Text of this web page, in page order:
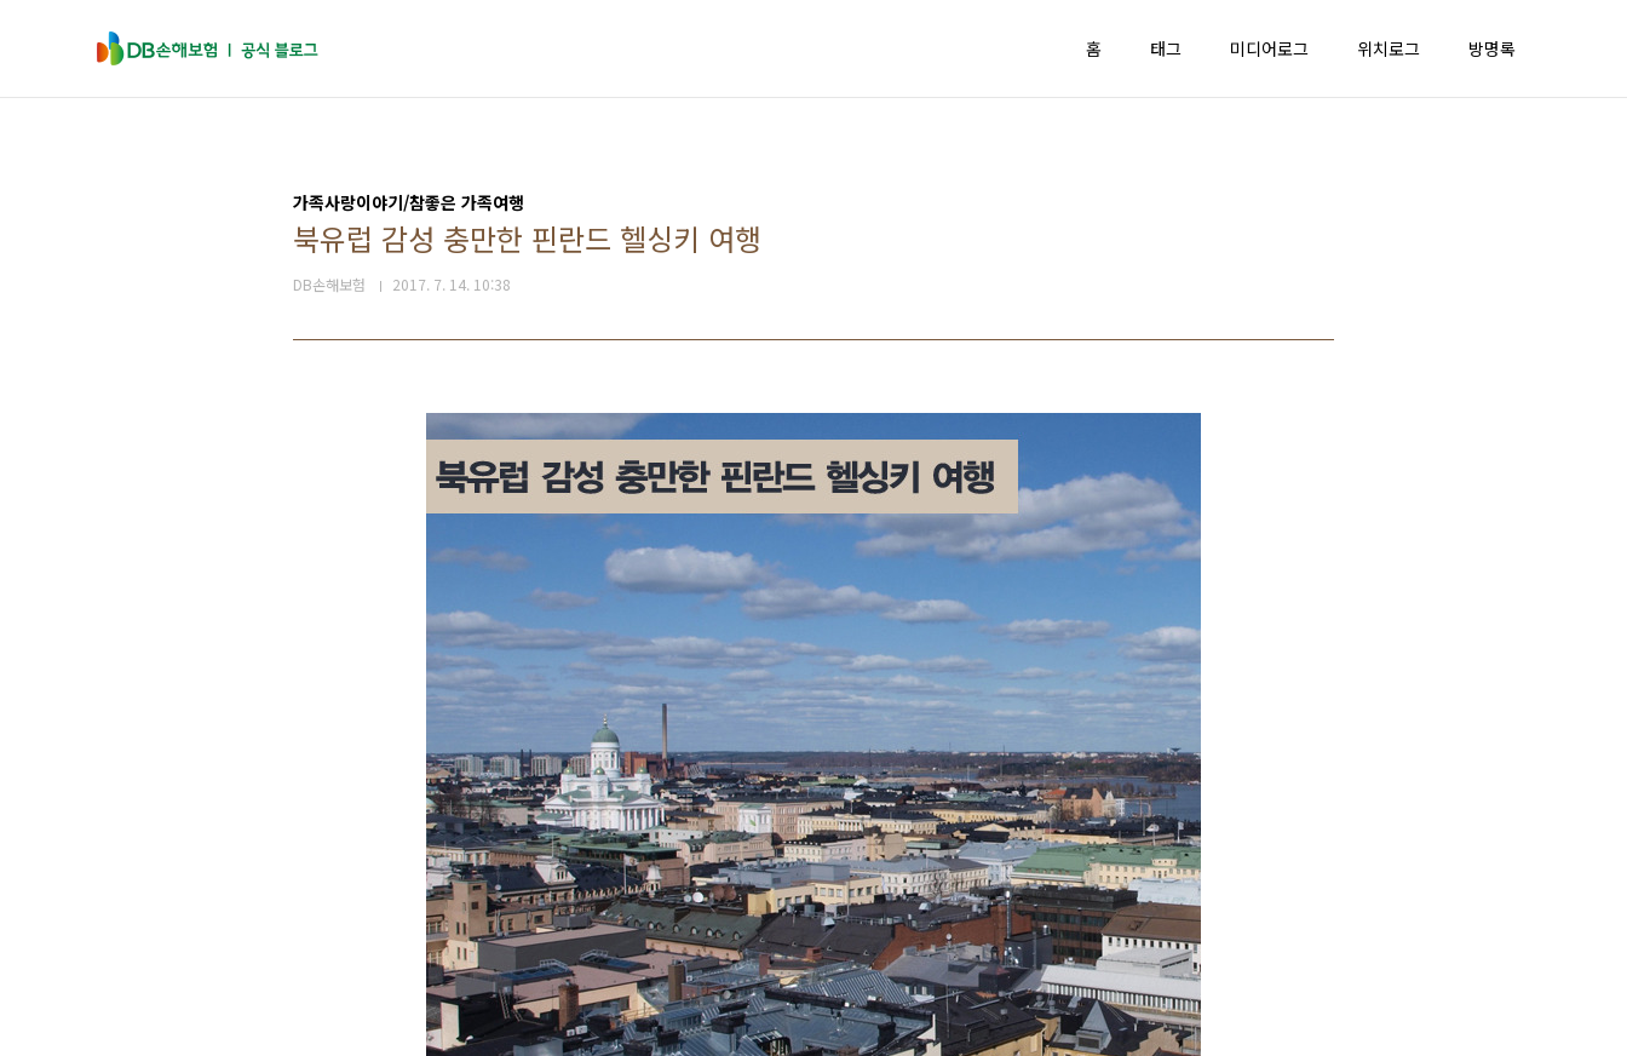
홈
태그 미디어로그 위치로그 방명록
가족사랑이야기/참좋은 가족여행
북유럽 감성 충만한 핀란드 헬싱키 여행
DB손해보험 2017. 7. 14. 10:38